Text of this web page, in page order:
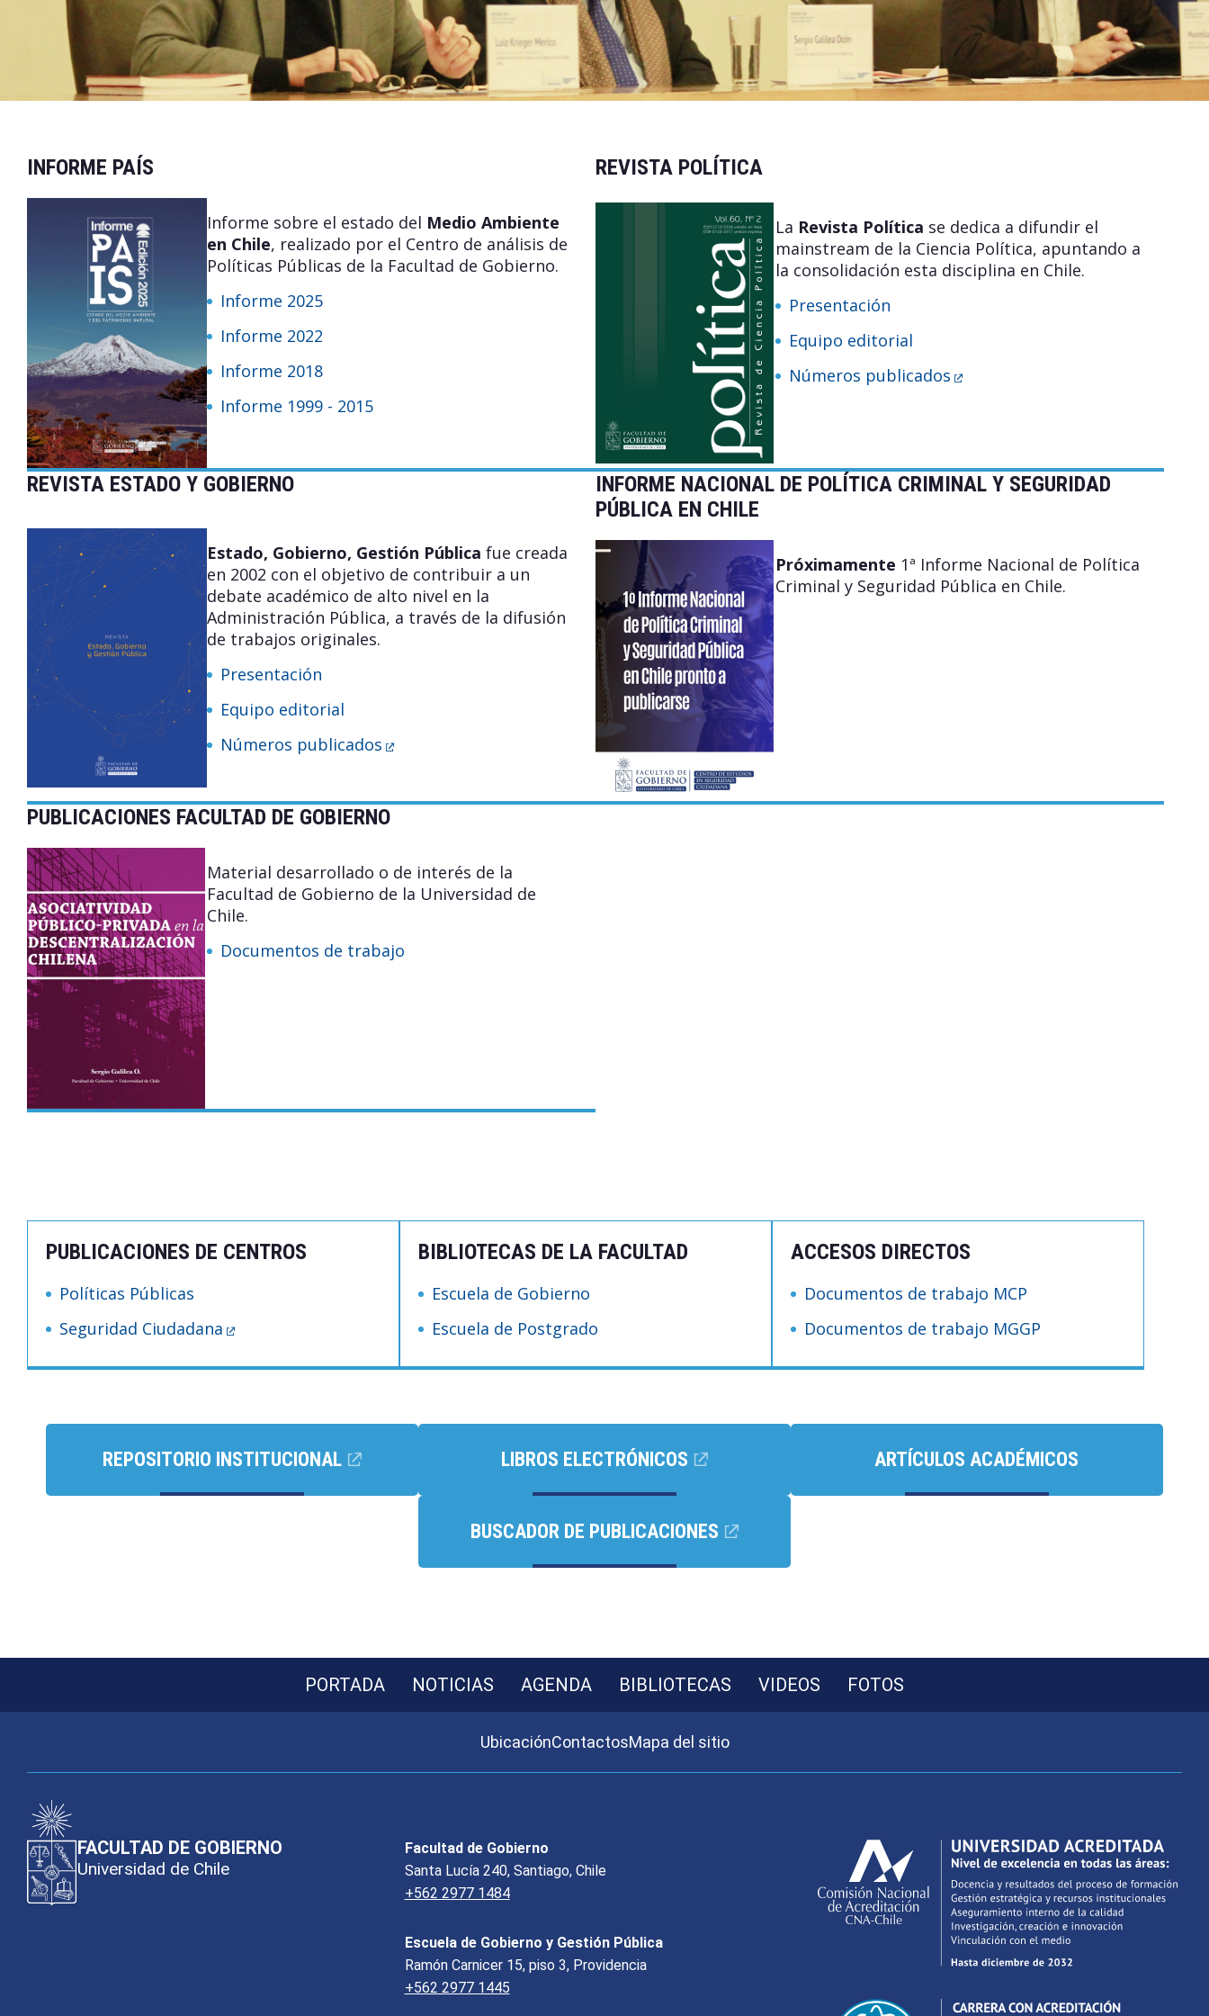
INFORME PAÍS
Informe sobre el estado del Medio Ambiente
en Chile, realizado por el Centro de análisis de
Políticas Públicas de la Facultad de Gobierno.
Informe 2025
Informe 2022
Informe 2018
Informe 1999 - 2015
REVISTA POLÍTICA
La Revista Política se dedica a difundir el
mainstream de la Ciencia Política, apuntando a
la consolidación esta disciplina en Chile.
Presentación
Equipo editorial
Números publicados
REVISTA ESTADO Y GOBIERNO
Estado, Gobierno, Gestión Pública fue creada
en 2002 con el objetivo de contribuir a un
debate académico de alto nivel en la
Administración Pública, a través de la difusión
de trabajos originales.
Presentación
Equipo editorial
Números publicados
INFORME NACIONAL DE POLÍTICA CRIMINAL Y SEGURIDAD
PÚBLICA EN CHILE
Próximamente 1ª Informe Nacional de Política
Criminal y Seguridad Pública en Chile.
PUBLICACIONES FACULTAD DE GOBIERNO
Material desarrollado o de interés de la
Facultad de Gobierno de la Universidad de
Chile.
Documentos de trabajo
PUBLICACIONES DE CENTROS
Políticas Públicas
Seguridad Ciudadana
BIBLIOTECAS DE LA FACULTAD
Escuela de Gobierno
Escuela de Postgrado
ACCESOS DIRECTOS
Documentos de trabajo MCP
Documentos de trabajo MGGP
REPOSITORIO INSTITUCIONAL LIBROS ELECTRÓNICOS ARTÍCULOS ACADÉMICOS
BUSCADOR DE PUBLICACIONES
PORTADA NOTICIAS AGENDA BIBLIOTECAS VIDEOS FOTOS
UbicaciónContactosMapa del sitio
FACULTAD DE GOBIERNO
Universidad de Chile
Facultad de Gobierno
Santa Lucía 240, Santiago, Chile
+562 2977 1484
Escuela de Gobierno y Gestión Pública
Ramón Carnicer 15, piso 3, Providencia
+562 2977 1445